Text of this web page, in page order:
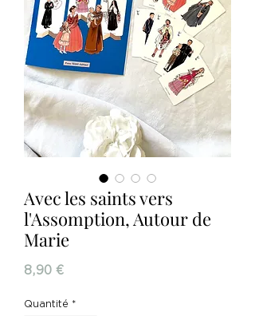
Avec les saints vers
l'Assomption, Autour de
Marie
8,90 €Prix
Quantité *